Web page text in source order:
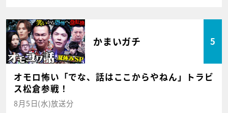
かまいガチ 5
オモロ怖い「でな、話はここからやねん」トラビ
ス松倉参戦！
8月5日(水)放送分